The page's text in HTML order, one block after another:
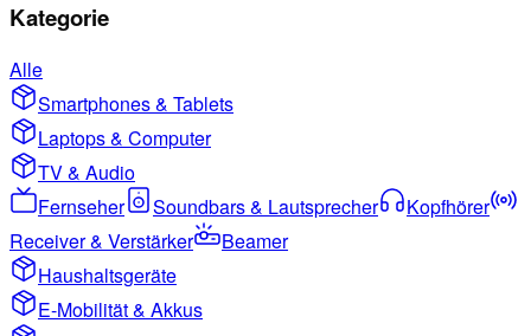
Kategorie
Alle
Smartphones & Tablets
Laptops & Computer
TV & Audio
Fernseher
Soundbars & Lautsprecher
Kopfhörer
Receiver & Verstärker
Beamer
Haushaltsgeräte
E-Mobilität & Akkus